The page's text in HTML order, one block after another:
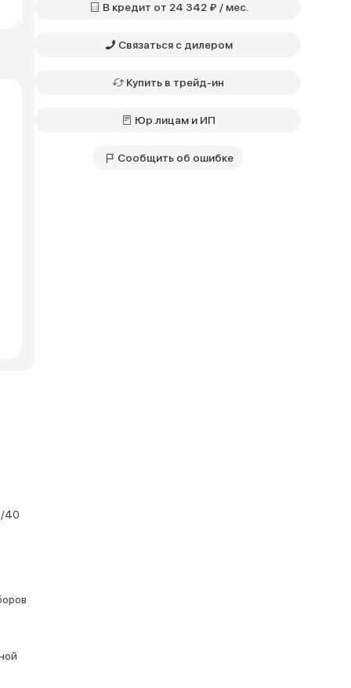
Бензин • Передний
Бензин • Передний
40
В кредит от 24 342 ₽ / мес.
Связаться с дилером
Купить в трейд-ин
Юр.лицам и ИП
Сообщить об ошибке